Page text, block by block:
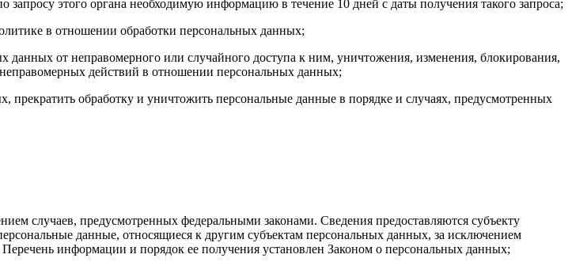
этого органа необходимую информацию в течение 10 дней с даты получения такого запроса;
в отношении обработки персональных данных;
от неправомерного или случайного доступа к ним, уничтожения, изменения, блокирования,
действий в отношении персональных данных;
прекратить обработку и уничтожить персональные данные в порядке и случаях, предусмотренных
случаев, предусмотренных федеральными законами. Сведения предоставляются субъекту
данные, относящиеся к другим субъектам персональных данных, за исключением
информации и порядок ее получения установлен Законом о персональных данных;